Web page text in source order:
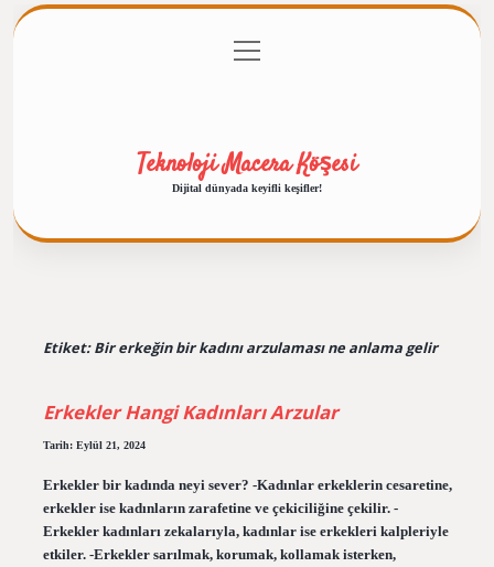
Gizlilik Politikası
menüyü
aç
Teknoloji Macera Köşesi
Dijital dünyada keyifli keşifler!
Etiket:Bir erkeğin bir kadını arzulaması ne anlama gelir
Erkekler Hangi Kadınları Arzular
Tarih: Eylül 21, 2024
Erkekler bir kadında neyi sever? -Kadınlar erkeklerin cesaretine,
erkekler ise kadınların zarafetine ve çekiciliğine çekilir. -
Erkekler kadınları zekalarıyla, kadınlar ise erkekleri kalpleriyle
etkiler. -Erkekler sarılmak, korumak, kollamak isterken,